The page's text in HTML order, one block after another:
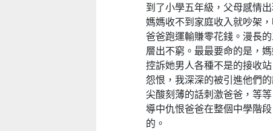
到了小學五年級，父母感情
媽媽收不到家庭收入就吵架
爸爸跑運輸賺零花錢。漫長
層出不窮。最最要命的是，
控訴她男人各種不是的接收
怨恨，我深深的被引進他們
尖酸刻薄的話刺激爸爸，等
導中仇恨爸爸在整個中學階
的。
小眼晴「聽」大世界
2026-07-11 至 2026-08-29